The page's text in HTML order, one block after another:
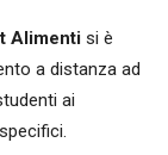
Alimenti si è
a distanza ad
ai